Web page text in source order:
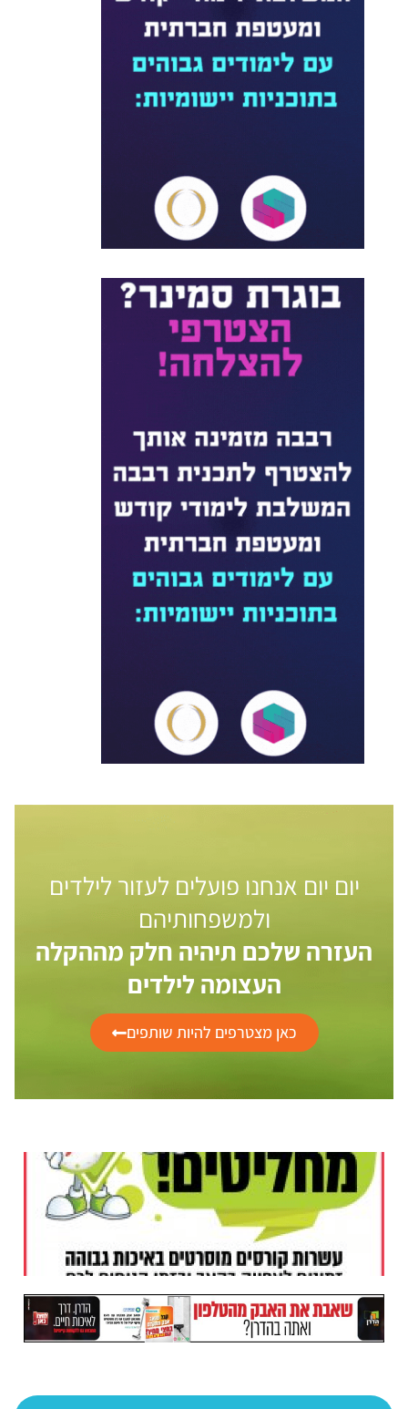
יום יום אנחנו פועלים לעזור לילדים
ולמשפחותיהם
העזרה שלכם תיהיה חלק מההקלה
העצומה לילדים
כאן מצטרפים להיות שותפים